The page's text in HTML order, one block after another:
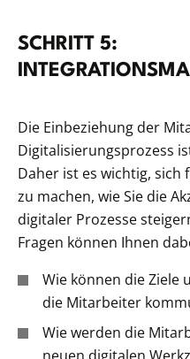
SCHRITT 5:
Die Einbeziehung der
Digitalisierungsprozess
Daher ist es wichtig,
zu machen, wie Sie die
digitaler Prozesse
Fragen können Ihnen
Wie können die Ziele
die Mitarbeiter
Wie werden die